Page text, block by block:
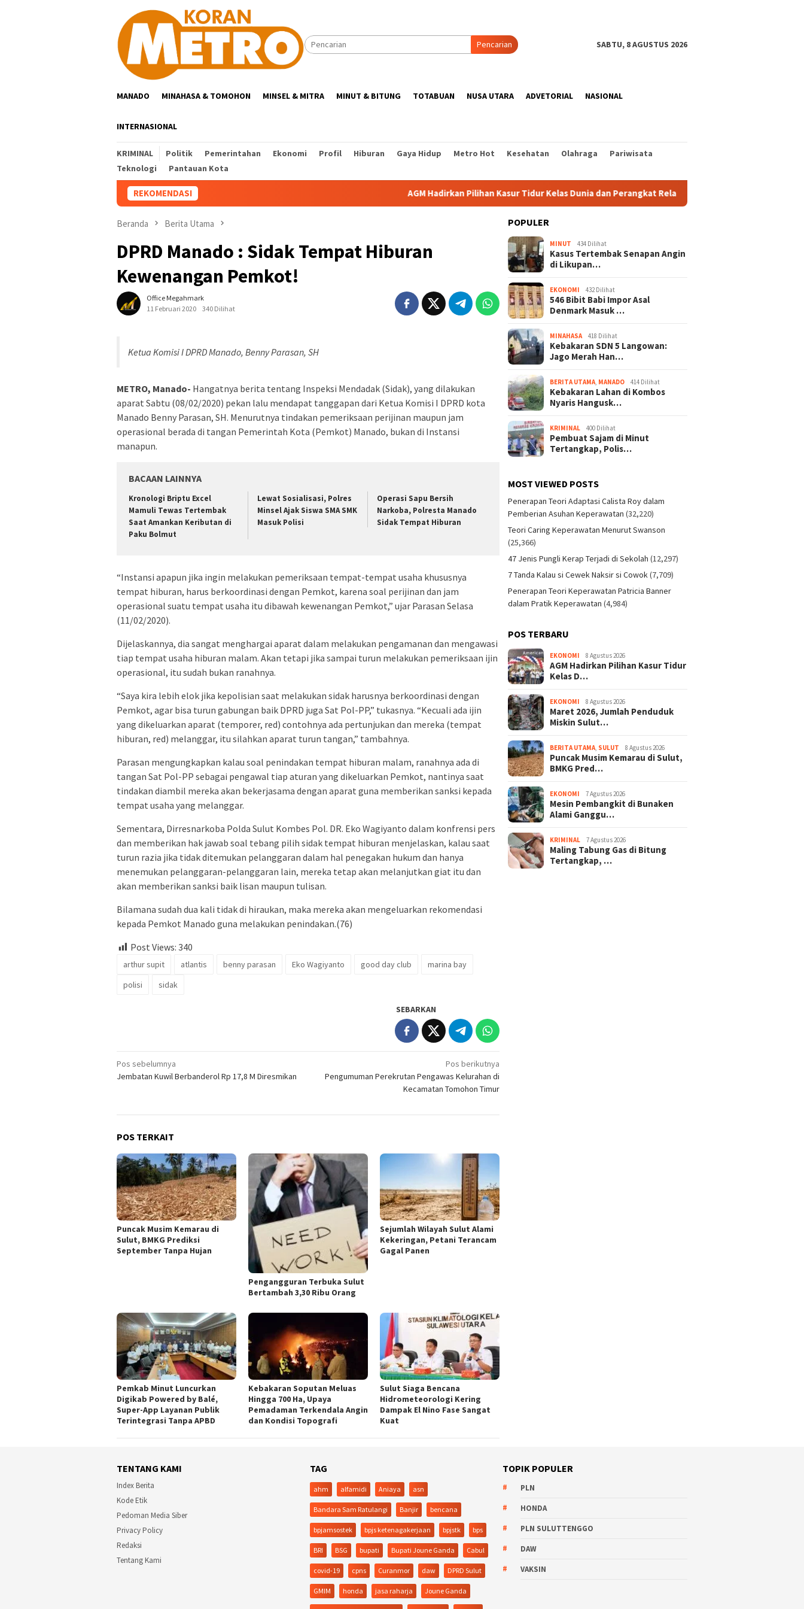
Pencarian
SABTU, 8 AGUSTUS 2026
MANADO MINAHASA & TOMOHON MINSEL & MITRA MINUT & BITUNG TOTABUAN NUSA UTARA ADVETORIAL NASIONAL
INTERNASIONAL
KRIMINAL Politik Pemerintahan Ekonomi Profil Hiburan Gaya Hidup Metro Hot Kesehatan Olahraga
Pariwisata
Teknologi
Pantauan Kota
REKOMENDASI AGM Hadirkan Pilihan Kasur Tidur Kelas Dunia dan Perangkat Relaksasi Terbaik bagi Warga Manado
Beranda Berita Utama
DPRD Manado : Sidak Tempat Hiburan
Kewenangan Pemkot!
Office Megahmark
11 Februari 2020
340 Dilihat
Ketua Komisi I DPRD Manado, Benny Parasan, SH
METRO, Manado- Hangatnya berita tentang Inspeksi Mendadak (Sidak), yang dilakukan
aparat Sabtu (08/02/2020) pekan lalu mendapat tanggapan dari Ketua Komisi I DPRD kota
Manado Benny Parasan, SH. Menurutnya tindakan pemeriksaan perijinan maupun jam
operasional berada di tangan Pemerintah Kota (Pemkot) Manado, bukan di Instansi
manapun.
BACAAN LAINNYA
Kronologi Briptu Excel
Mamuli Tewas Tertembak
Saat Amankan Keributan di
Paku Bolmut
Lewat Sosialisasi, Polres
Minsel Ajak Siswa SMA SMK
Masuk Polisi
Operasi Sapu Bersih
Narkoba, Polresta Manado
Sidak Tempat Hiburan
“Instansi apapun jika ingin melakukan pemeriksaan tempat-tempat usaha khususnya
tempat hiburan, harus berkoordinasi dengan Pemkot, karena soal perijinan dan jam
operasional suatu tempat usaha itu dibawah kewenangan Pemkot,” ujar Parasan Selasa
(11/02/2020).
Dijelaskannya, dia sangat menghargai aparat dalam melakukan pengamanan dan mengawasi
tiap tempat usaha hiburan malam. Akan tetapi jika sampai turun melakukan pemeriksaan ijin
operasional, itu sudah bukan ranahnya.
“Saya kira lebih elok jika kepolisian saat melakukan sidak harusnya berkoordinasi dengan
Pemkot, agar bisa turun gabungan baik DPRD juga Sat Pol-PP,” tukasnya. “Kecuali ada ijin
yang dikeluarkan aparat (temporer, red) contohnya ada pertunjukan dan mereka (tempat
hiburan, red) melanggar, itu silahkan aparat turun tangan,” tambahnya.
Parasan mengungkapkan kalau soal penindakan tempat hiburan malam, ranahnya ada di
tangan Sat Pol-PP sebagai pengawal tiap aturan yang dikeluarkan Pemkot, nantinya saat
tindakan diambil mereka akan bekerjasama dengan aparat guna memberikan sanksi kepada
tempat usaha yang melanggar.
Sementara, Dirresnarkoba Polda Sulut Kombes Pol. DR. Eko Wagiyanto dalam konfrensi pers
dan memberikan hak jawab soal tebang pilih sidak tempat hiburan menjelaskan, kalau saat
turun razia jika tidak ditemukan pelanggaran dalam hal penegakan hukum dan hanya
menemukan pelanggaran-pelanggaran lain, mereka tetap akan melanjutkan giat itu dan
akan memberikan sanksi baik lisan maupun tulisan.
Bilamana sudah dua kali tidak di hiraukan, maka mereka akan mengeluarkan rekomendasi
kepada Pemkot Manado guna melakukan penindakan.(76)
Post Views: 340
arthur supit atlantis benny parasan Eko Wagiyanto good day club
marina bay
polisi
sidak
SEBARKAN
Navigasi
pos
Pos sebelumnya
Jembatan Kuwil Berbanderol Rp 17,8 M Diresmikan
Pos berikutnya
Pengumuman Perekrutan Pengawas Kelurahan di
Kecamatan Tomohon Timur
POS TERKAIT
Puncak Musim Kemarau di
Sulut, BMKG Prediksi
September Tanpa Hujan
Pengangguran Terbuka Sulut
Bertambah 3,30 Ribu Orang
Sejumlah Wilayah Sulut Alami
Kekeringan, Petani Terancam
Gagal Panen
Pemkab Minut Luncurkan
Digikab Powered by Balé,
Super-App Layanan Publik
Terintegrasi Tanpa APBD
Kebakaran Soputan Meluas
Hingga 700 Ha, Upaya
Pemadaman Terkendala Angin
dan Kondisi Topografi
Sulut Siaga Bencana
Hidrometeorologi Kering
Dampak El Nino Fase Sangat
Kuat
POPULER
MINUT 434 Dilihat
Kasus Tertembak Senapan Angin
di Likupan…
EKONOMI 432 Dilihat
546 Bibit Babi Impor Asal
Denmark Masuk …
MINAHASA 418 Dilihat
Kebakaran SDN 5 Langowan:
Jago Merah Han…
BERITA UTAMA, MANADO 414 Dilihat
Kebakaran Lahan di Kombos
Nyaris Hangusk…
KRIMINAL 400 Dilihat
Pembuat Sajam di Minut
Tertangkap, Polis…
MOST VIEWED POSTS
Penerapan Teori Adaptasi Calista Roy dalam
Pemberian Asuhan Keperawatan (32,220)
Teori Caring Keperawatan Menurut Swanson
(25,366)
47 Jenis Pungli Kerap Terjadi di Sekolah (12,297)
7 Tanda Kalau si Cewek Naksir si Cowok(7,709)
Penerapan Teori Keperawatan Patricia Banner
dalam Pratik Keperawatan (4,984)
POS TERBARU
EKONOMI 8 Agustus 2026
AGM Hadirkan Pilihan Kasur Tidur
Kelas D…
EKONOMI 8 Agustus 2026
Maret 2026, Jumlah Penduduk
Miskin Sulut…
BERITA UTAMA, SULUT 8 Agustus 2026
Puncak Musim Kemarau di Sulut,
BMKG Pred…
EKONOMI 7 Agustus 2026
Mesin Pembangkit di Bunaken
Alami Ganggu…
KRIMINAL 7 Agustus 2026
Maling Tabung Gas di Bitung
Tertangkap, …
TENTANG KAMI
Index Berita
Kode Etik
Pedoman Media Siber
Privacy Policy
Redaksi
Tentang Kami
TAG
ahm alfamidi Aniaya asn
Bandara Sam Ratulangi Banjir bencana
bpjamsostek bpjs ketenagakerjaan bpjstk bps
BRI BSG bupati Bupati Joune Ganda Cabul
covid-19 cpns Curanmor daw DPRD Sulut
GMIM honda jasa raharja Joune Ganda
TOPIK POPULER
PLN
HONDA
PLN SULUTTENGGO
DAW
VAKSIN